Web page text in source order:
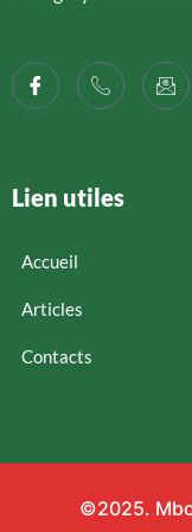
Lien utiles
Accueil
Articles
Contacts
©2025.